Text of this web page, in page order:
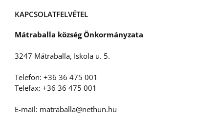
KAPCSOLATFELVÉTEL
Mátraballa község Önkormányzata
3247 Mátraballa, Iskola u. 5.
Telefon: +36 36 475 001
Telefax: +36 36 475 001
E-mail: matraballa@nethun.hu